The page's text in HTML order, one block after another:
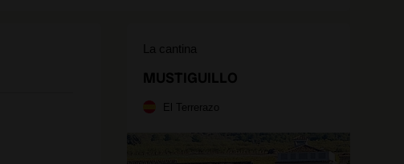
La cantina
MUSTIGUILLO
El Terrerazo